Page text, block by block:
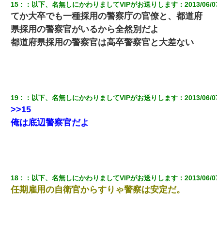
15 ： 以下、名無しにかわりましてVIPがお送りします ：2013/06/
てか大卒でも一種採用の警察庁の官僚と、都道府
県採用の警察官がいるから全然別だよ
都道府県採用の警察官は高卒警察官と大差ない
19 ： 以下、名無しにかわりましてVIPがお送りします ：2013/06/
>>15
俺は底辺警察官だよ
18 ： 以下、名無しにかわりましてVIPがお送りします ：2013/06/
任期雇用の自衛官からすりゃ警察は安定だ。